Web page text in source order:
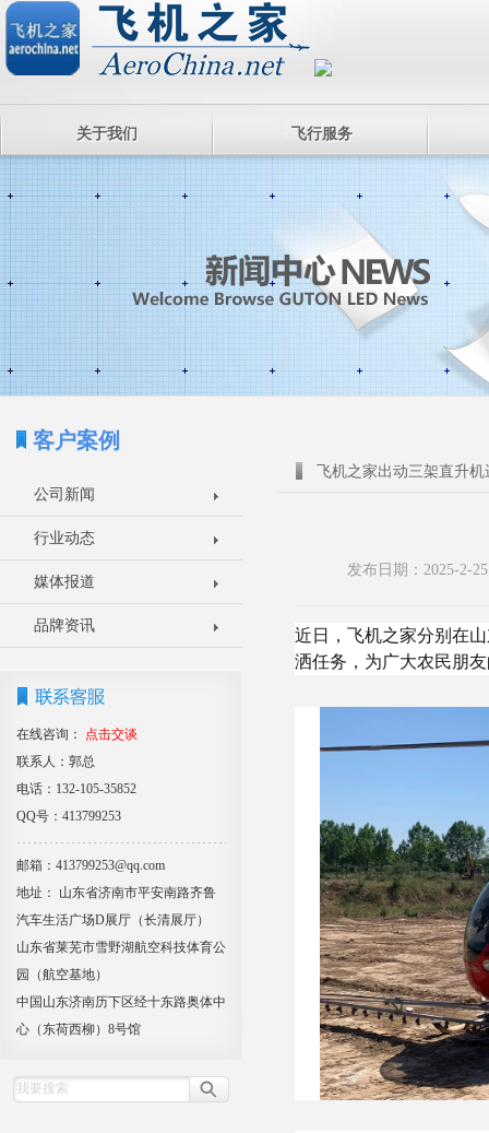
关于我们 飞行服务
客户案例
公司新闻
行业动态
媒体报道
品牌资讯
在线咨询：
点击交谈
联系人：郭总
电话：132-105-35852
QQ号：413799253
邮箱：413799253@qq.com
地址： 山东省济南市平安南路齐鲁
汽车生活广场D展厅（长清展厅）
山东省莱芜市雪野湖航空科技体育公
园（航空基地）
中国山东济南历下区经十东路奥体中
心（东荷西柳）8号馆
飞机之家出动三架直升
发布日期：2025-2-
近日，飞机之家分别在
洒任务，为广大农民朋